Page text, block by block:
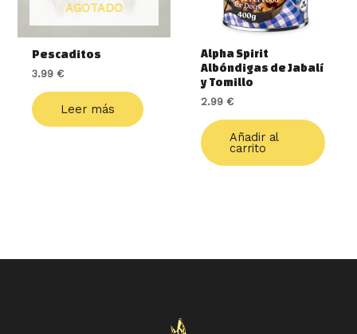
AGOTADO
Pescaditos
3.99 €
Leer más
Alpha Spirit
Albóndigas de Jabalí
y Tomillo
2.99 €
Añadir al
carrito